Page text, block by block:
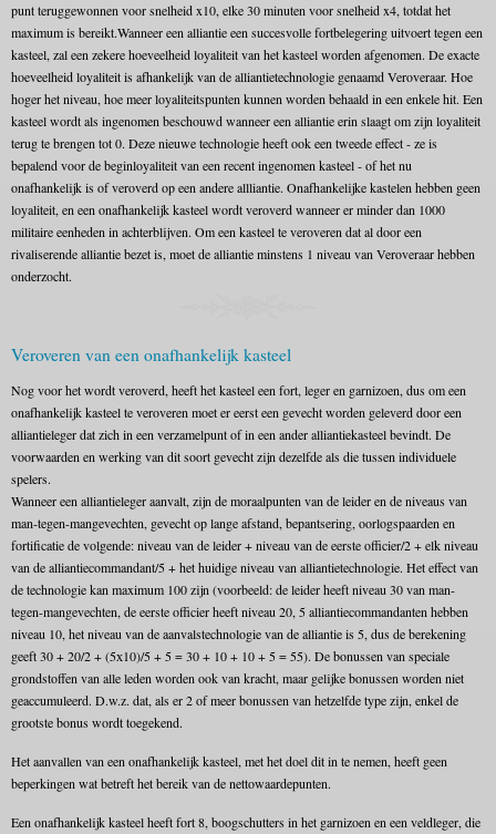
punt teruggewonnen voor snelheid x10, elke 30 minuten voor snelheid x4, totdat het
maximum is bereikt.Wanneer een alliantie een succesvolle fortbelegering uitvoert tegen een
kasteel, zal een zekere hoeveelheid loyaliteit van het kasteel worden afgenomen. De exacte
hoeveelheid loyaliteit is afhankelijk van de alliantietechnologie genaamd Veroveraar. Hoe
hoger het niveau, hoe meer loyaliteitspunten kunnen worden behaald in een enkele hit. Een
kasteel wordt als ingenomen beschouwd wanneer een alliantie erin slaagt om zijn loyaliteit
terug te brengen tot 0. Deze nieuwe technologie heeft ook een tweede effect - ze is
bepalend voor de beginloyaliteit van een recent ingenomen kasteel - of het nu
onafhankelijk is of veroverd op een andere allliantie. Onafhankelijke kastelen hebben geen
loyaliteit, en een onafhankelijk kasteel wordt veroverd wanneer er minder dan 1000
militaire eenheden in achterblijven. Om een kasteel te veroveren dat al door een
rivaliserende alliantie bezet is, moet de alliantie minstens 1 niveau van Veroveraar hebben
onderzocht.
Veroveren van een onafhankelijk kasteel
Nog voor het wordt veroverd, heeft het kasteel een fort, leger en garnizoen, dus om een
onafhankelijk kasteel te veroveren moet er eerst een gevecht worden geleverd door een
alliantieleger dat zich in een verzamelpunt of in een ander alliantiekasteel bevindt. De
voorwaarden en werking van dit soort gevecht zijn dezelfde als die tussen individuele
spelers.
Wanneer een alliantieleger aanvalt, zijn de moraalpunten van de leider en de niveaus van
man-tegen-mangevechten, gevecht op lange afstand, bepantsering, oorlogspaarden en
fortificatie de volgende: niveau van de leider + niveau van de eerste officier/2 + elk niveau
van de alliantiecommandant/5 + het huidige niveau van alliantietechnologie. Het effect van
de technologie kan maximum 100 zijn (voorbeeld: de leider heeft niveau 30 van man-
tegen-mangevechten, de eerste officier heeft niveau 20, 5 alliantiecommandanten hebben
niveau 10, het niveau van de aanvalstechnologie van de alliantie is 5, dus de berekening
geeft 30 + 20/2 + (5х10)/5 + 5 = 30 + 10 + 10 + 5 = 55). De bonussen van speciale
grondstoffen van alle leden worden ook van kracht, maar gelijke bonussen worden niet
geaccumuleerd. D.w.z. dat, als er 2 of meer bonussen van hetzelfde type zijn, enkel de
grootste bonus wordt toegekend.
Het aanvallen van een onafhankelijk kasteel, met het doel dit in te nemen, heeft geen
beperkingen wat betreft het bereik van de nettowaardepunten.
Een onafhankelijk kasteel heeft fort 8, boogschutters in het garnizoen en een veldleger, die